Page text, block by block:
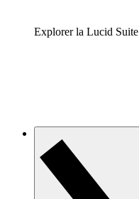
Explorer la Lucid Suite